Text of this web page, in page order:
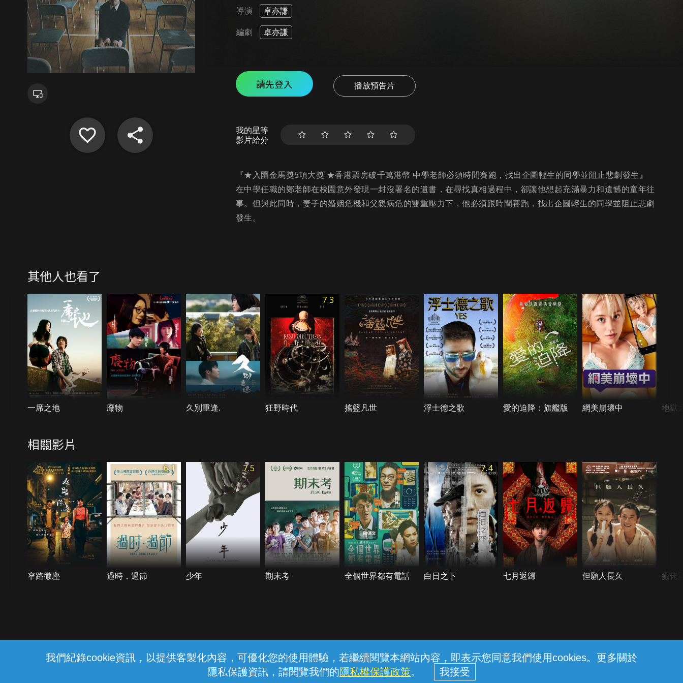
我們紀錄cookie資訊，以提供客製化內容，可優化您的使用體驗，若繼續閱覽本網站內容，即表示您同意我們使用cookies。更多關於
隱私保護資訊，請閱覽我們的隱私權保護政策。
導演 卓亦謙
編劇 卓亦謙
請先登入 播放預告片
我的星等
影片給分
『★入圍金馬獎5項大獎 ★香港票房破千萬港幣 中學老師必須時間賽跑，找出企圖輕生的同學並阻止悲劇發生』
在中學任職的鄭老師在校園意外發現一封沒署名的遺書，在尋找真相過程中，卻讓他想起充滿暴力和遺憾的童年往
事。但與此同時，妻子的婚姻危機和父親病危的雙重壓力下，他必須跟時間賽跑，找出企圖輕生的同學並阻止悲劇
發生。
其他人也看了
一席之地 廢物 久別重逢.
7.3
狂野時代 搖籃凡世 浮士德之歌 愛的迫降：旗艦版 網美崩壞中 地獄
相關影片
窄路微塵
6.1
過時．過節
7.5
少年 期末考 全個世界都有電話
7.4
白日之下 七月返歸 但願人長久 癲佬
線上客服 服務條款 隱私權保護
中華電信股份有限公司個人家庭分公司 (統一編號：96979949) © 2026